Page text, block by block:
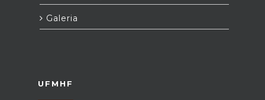
Galeria
UFMHF